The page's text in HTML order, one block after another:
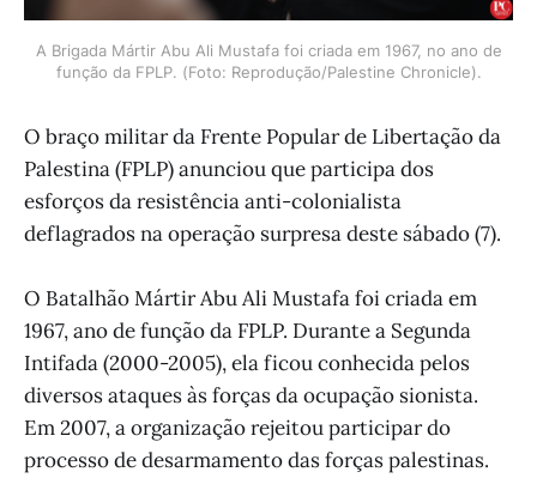
A Brigada Mártir Abu Ali Mustafa foi criada em 1967, no ano de
função da FPLP. (Foto: Reprodução/Palestine Chronicle).
O braço militar da Frente Popular de Libertação da
Palestina (FPLP) anunciou que participa dos
esforços da resistência anti-colonialista
deflagrados na operação surpresa deste sábado (7).
O Batalhão Mártir Abu Ali Mustafa foi criada em
1967, ano de função da FPLP. Durante a Segunda
Intifada (2000-2005), ela ficou conhecida pelos
diversos ataques às forças da ocupação sionista.
Em 2007, a organização rejeitou participar do
processo de desarmamento das forças palestinas.